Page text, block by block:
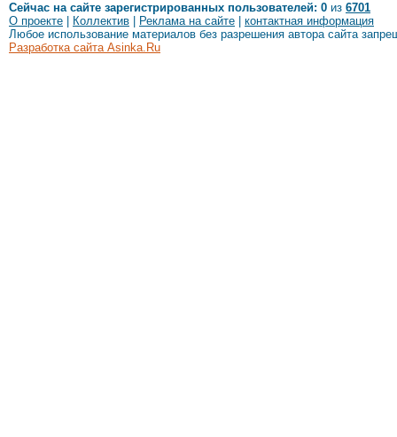
Сейчас на сайте зарегистрированных пользователей: 0 из 6701
О проекте
Коллектив Реклама на сайте
контактная информация
Любое использование материалов без разрешения автора сайта
Разработка сайта Asinka.Ru